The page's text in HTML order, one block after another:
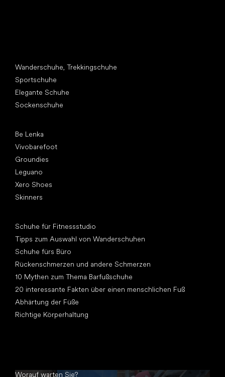
Wanderschuhe, Trekkingschuhe
Sportschuhe
Elegante Schuhe
Sockenschuhe
Be Lenka
Vivobarefoot
Groundies
Leguano
Xero Shoes
Skinners
Schuhe für Fitnessstudio
Tipps zum Auswahl von Wanderschuhen
Schuhe fürs Büro
Rückenschmerzen und andere Schmerzen
10 Mythen zum Thema Barfußschuhe
20 interessante Fakten über einen menschlichen Fuß
Abhärtung der Füße
Richtige Körperhaltung
Worauf warten Sie?